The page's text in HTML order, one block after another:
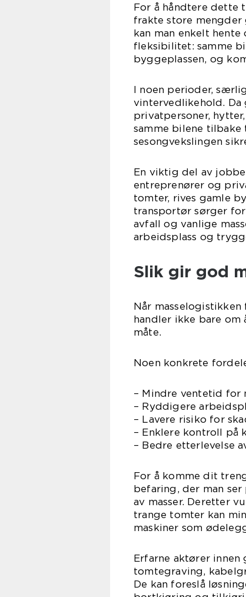
For å håndtere dette
frakte store
kan man enkelt
fleksibilitet: samme
byggeplassen, og
I noen perioder,
vintervedlikehold.
privatpersoner,
samme bilene tilbake
sesongvekslingen
En viktig del av
entreprenører og
tomter, rives gamle
transportør sørger
avfall og vanlige
arbeidsplass og
Slik gir god
Når
handler ikke bare
måte.
Noen konkrete
– Mindre ventetid for
– Ryddigere
– Lavere risiko for
– Enklere kontroll på
– Bedre etterlevelse
For å komme dit
befaring, der man
av masser. Deretter
trange tomter kan
maskiner som
Erfarne aktører
tomtegraving,
De kan foreslå